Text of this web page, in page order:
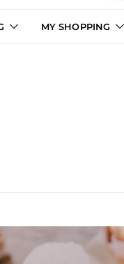
MY SHOPPING